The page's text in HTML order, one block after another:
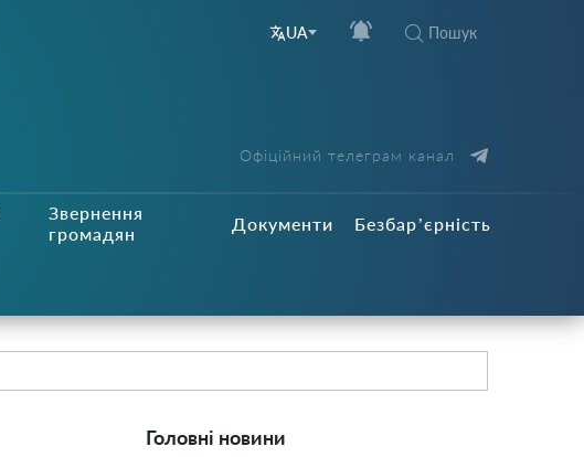
UA Пошук
Офіційний телеграм канал
Звернення
громадян
Документи Безбар’єрність
Головні новини